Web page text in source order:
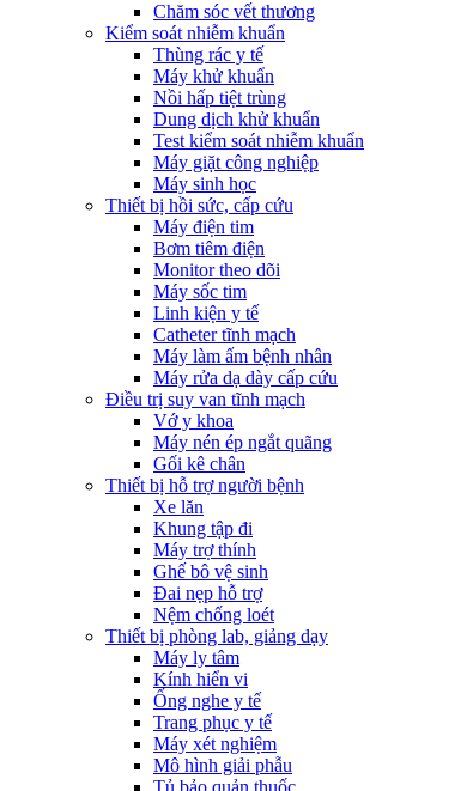
Chăm sóc vết thương
Kiểm soát nhiễm khuẩn
Thùng rác y tế
Máy khử khuẩn
Nồi hấp tiệt trùng
Dung dịch khử khuẩn
Test kiểm soát nhiễm khuẩn
Máy giặt công nghiệp
Máy sinh học
Thiết bị hồi sức, cấp cứu
Máy điện tim
Bơm tiêm điện
Monitor theo dõi
Máy sốc tim
Linh kiện y tế
Catheter tĩnh mạch
Máy làm ấm bệnh nhân
Máy rửa dạ dày cấp cứu
Điều trị suy van tĩnh mạch
Vớ y khoa
Máy nén ép ngắt quãng
Gối kê chân
Thiết bị hỗ trợ người bệnh
Xe lăn
Khung tập đi
Máy trợ thính
Ghế bô vệ sinh
Đai nẹp hỗ trợ
Nệm chống loét
Thiết bị phòng lab, giảng dạy
Máy ly tâm
Kính hiển vi
Ống nghe y tế
Trang phục y tế
Máy xét nghiệm
Mô hình giải phẫu
Tủ bảo quản thuốc